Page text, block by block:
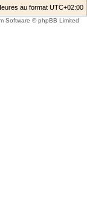
au format UTC+02:00
Software © phpBB Limited